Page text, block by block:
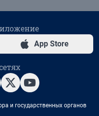
App Store
и государственных органов